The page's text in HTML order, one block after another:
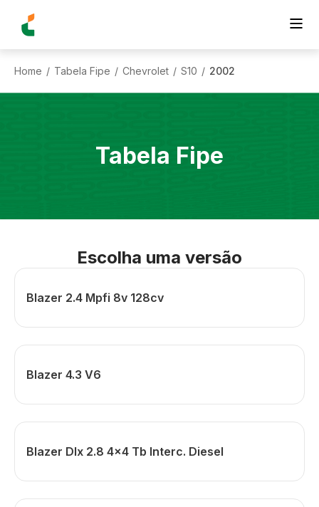
Home / Tabela Fipe / Chevrolet / S10 / 2002
Tabela Fipe
Escolha uma versão
Blazer 2.4 Mpfi 8v 128cv
Blazer 4.3 V6
Blazer Dlx 2.8 4x4 Tb Interc. Diesel